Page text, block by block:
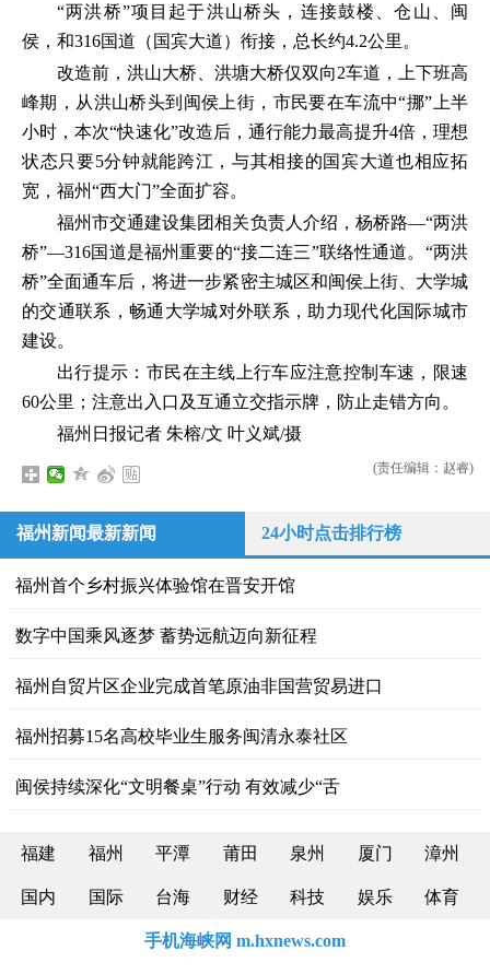
“两洪桥”项目起于洪山桥头，连接鼓楼、仓山、闽
侯，和316国道（国宾大道）衔接，总长约4.2公里。
改造前，洪山大桥、洪塘大桥仅双向2车道，上下班高
峰期，从洪山桥头到闽侯上街，市民要在车流中“挪”上半
小时，本次“快速化”改造后，通行能力最高提升4倍，理想
状态只要5分钟就能跨江，与其相接的国宾大道也相应拓
宽，福州“西大门”全面扩容。
福州市交通建设集团相关负责人介绍，杨桥路—“两洪
桥”—316国道是福州重要的“接二连三”联络性通道。“两洪
桥”全面通车后，将进一步紧密主城区和闽侯上街、大学城
的交通联系，畅通大学城对外联系，助力现代化国际城市
建设。
出行提示：市民在主线上行车应注意控制车速，限速
60公里；注意出入口及互通立交指示牌，防止走错方向。
福州日报记者 朱榕/文 叶义斌/摄
(责任编辑：赵睿)
福州新闻最新新闻 24小时点击排行榜
福州首个乡村振兴体验馆在晋安开馆
数字中国乘风逐梦 蓄势远航迈向新征程
福州自贸片区企业完成首笔原油非国营贸易进口
福州招募15名高校毕业生服务闽清永泰社区
闽侯持续深化“文明餐桌”行动 有效减少“舌
福建 福州 平潭 莆田 泉州 厦门 漳州
国内 国际 台海 财经 科技 娱乐 体育
手机海峡网 m.hxnews.com